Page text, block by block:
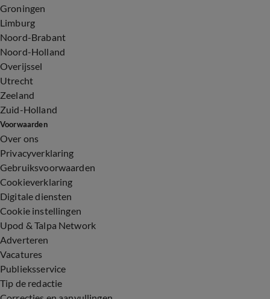
Groningen
Limburg
Noord-Brabant
Noord-Holland
Overijssel
Utrecht
Zeeland
Zuid-Holland
Voorwaarden
Over ons
Privacyverklaring
Gebruiksvoorwaarden
Cookieverklaring
Digitale diensten
Cookie instellingen
Upod & Talpa Network
Adverteren
Vacatures
Publieksservice
Tip de redactie